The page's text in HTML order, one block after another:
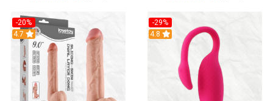
-20%
Hot
4.7
-29%
Hot
4.8